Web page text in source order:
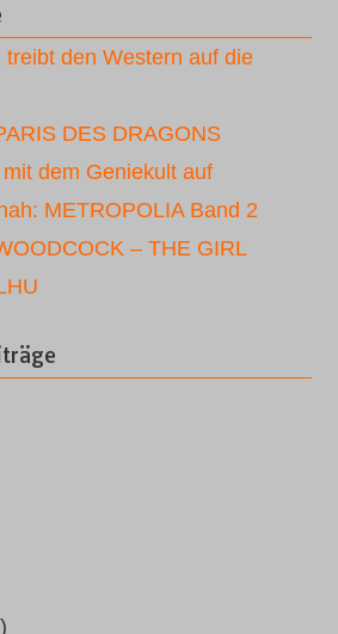
treibt den Western auf die
DES DRAGONS
dem Geniekult auf
METROPOLIA Band 2
– THE GIRL